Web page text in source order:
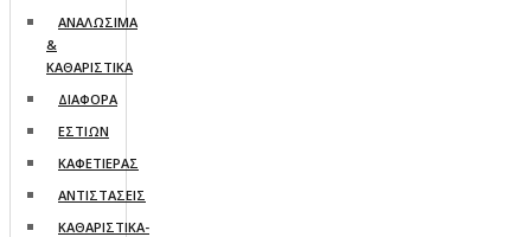
ΑΝΑΛΩΣΙΜΑ
&
ΚΑΘΑΡΙΣΤΙΚΑ
ΔΙΑΦΟΡΑ
ΕΣΤΙΩΝ
ΚΑΦΕΤΙΕΡΑΣ
ΑΝΤΙΣΤΑΣΕΙΣ
ΚΑΘΑΡΙΣΤΙΚΑ-